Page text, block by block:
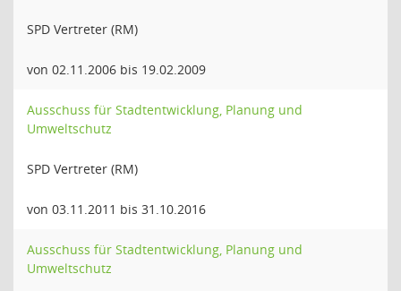
SPD Vertreter (RM)
von 02.11.2006 bis 19.02.2009
Ausschuss für Stadtentwicklung, Planung und
Umweltschutz
SPD Vertreter (RM)
von 03.11.2011 bis 31.10.2016
Ausschuss für Stadtentwicklung, Planung und
Umweltschutz